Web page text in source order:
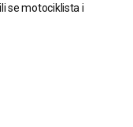
se motociklista i